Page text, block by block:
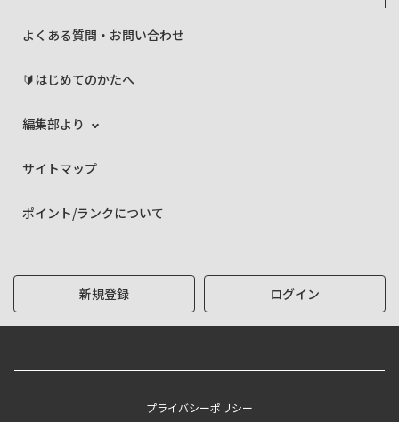
よくある質問・お問い合わせ
🔰はじめてのかたへ
編集部より
サイトマップ
ポイント/ランクについて
新規登録 ログイン
プライバシーポリシー